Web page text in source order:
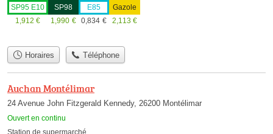
SP95 E10
1,912 €
SP98
1,990 €
E85
0,834 €
Gazole
2,113 €
Horaires Téléphone
Auchan Montélimar
24 Avenue John Fitzgerald Kennedy, 26200 Montélimar
Ouvert en continu
Station de supermarché